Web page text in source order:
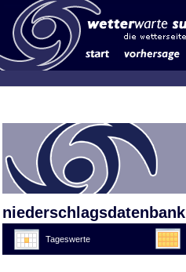
niederschlagsdatenbank
Tageswerte